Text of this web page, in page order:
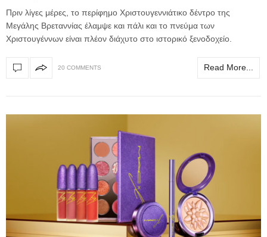
Πριν λίγες μέρες, το περίφημο Χριστουγεννιάτικο δέντρο της
Μεγάλης Βρεταννίας έλαμψε και πάλι και το πνεύμα των
Χριστουγέννων είναι πλέον διάχυτο στο ιστορικό ξενοδοχείο.
20 COMMENTS Read More...